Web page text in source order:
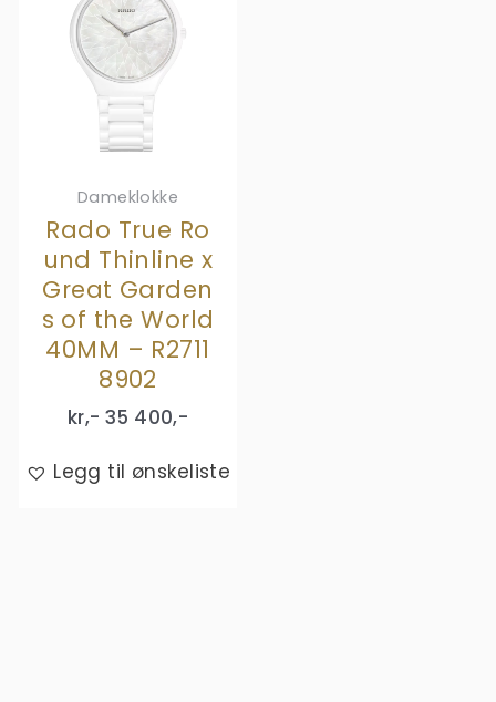
Dameklokke
Rado True Ro
und Thinline x
Great Garden
s of the World
40MM – R2711
8902
kr,- 35 400,-
Legg til ønskeliste